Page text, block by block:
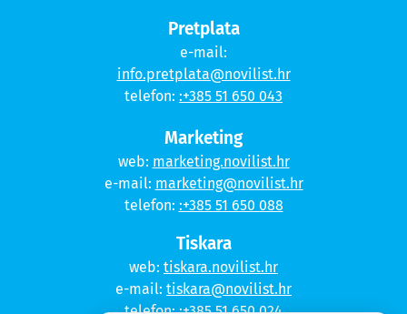
Pretplata
e-mail:
info.pretplata@novilist.hr
telefon: :+385 51 650 043
Marketing
web: marketing.novilist.hr
e-mail: marketing@novilist.hr
telefon: :+385 51 650 088
Tiskara
web: tiskara.novilist.hr
e-mail: tiskara@novilist.hr